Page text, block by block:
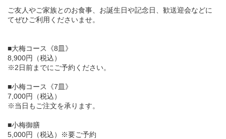
ご友人やご家族とのお食事、お誕生日や記念日、歓送迎会などに
てぜひご利用くださいませ。
■大梅コース《8皿》
8,900円（税込）
※2日前までにご予約ください。
■小梅コース《7皿》
7,000円（税込）
※当日もご注文を承ります。
■小梅御膳
5,000円（税込）※要ご予約